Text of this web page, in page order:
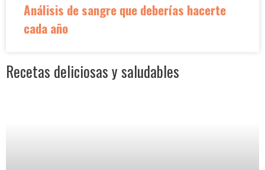
Análisis de sangre que deberías hacerte
cada año
Recetas deliciosas y saludables